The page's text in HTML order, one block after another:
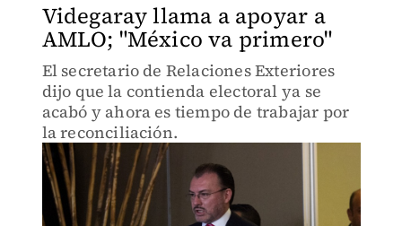
Videgaray llama a apoyar a
AMLO; "México va primero"
El secretario de Relaciones Exteriores
dijo que la contienda electoral ya se
acabó y ahora es tiempo de trabajar por
la reconciliación.